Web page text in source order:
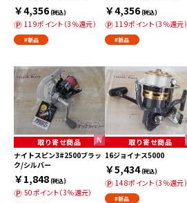
￥4,356(税込)
119ポイント（3％還元）
#新品
￥4,356(税込)
119ポイント（3％還元）
#新品
取り寄せ商品
ナイトスピン3#2500ブラッ
ク/シルバー
￥1,848(税込)
50ポイント（3％還元）
取り寄せ商品
16ジョイナス5000
￥5,434(税込)
148ポイント（3％還元）
#新品